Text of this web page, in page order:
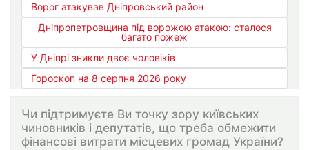
Ворог атакував Дніпровський район
Дніпропетровщина під ворожою атакою: сталося
багато пожеж
У Дніпрі зникли двоє чоловіків
Гороскоп на 8 серпня 2026 року
Чи підтримуєте Ви точку зору київських
чиновників і депутатів, що треба обмежити
фінансові витрати місцевих громад України?